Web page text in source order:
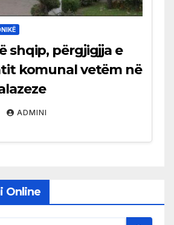
shqip, përgjigjja e
komunal vetëm në
ADMINI
Online